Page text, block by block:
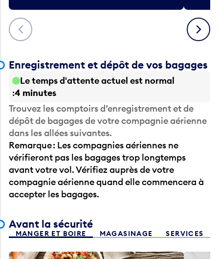
Précédent Suivant
Enregistrement et dépôt de vos bagages
Le temps d'attente actuel est normal
4 minutes
Trouvez les comptoirs d’enregistrement et de
dépôt de bagages de votre compagnie aérienne
dans les allées suivantes.
Remarque : Les compagnies aériennes ne
vérifieront pas les bagages trop longtemps
avant votre vol. Vérifiez auprès de votre
compagnie aérienne quand elle commencera à
accepter les bagages.
Avant la sécurité
MANGER ET BOIRE MAGASINAGE SERVICES